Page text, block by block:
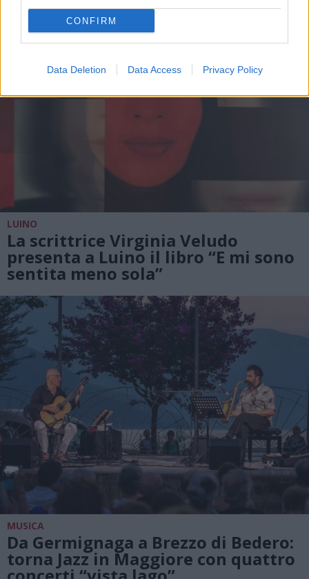
CONFIRM
Data Deletion Data Access Privacy Policy
LUINO
La scrittrice Virginia Veludo
presenta a Luino il libro “E mi sono
sentita meno sola”
MUSICA
Da Germignaga a Brezzo di Bedero:
torna Jazz in Maggiore con quattro